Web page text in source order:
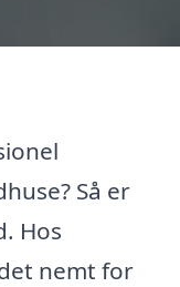
Så er
Hos
nemt for